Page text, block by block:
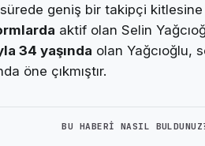
geniş bir takipçi kitlesine
aktif olan Selin
34 yaşında olan Yağcıoğlu,
öne çıkmıştır.
BU HABERI NASIL